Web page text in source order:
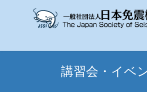
講習会・イベ